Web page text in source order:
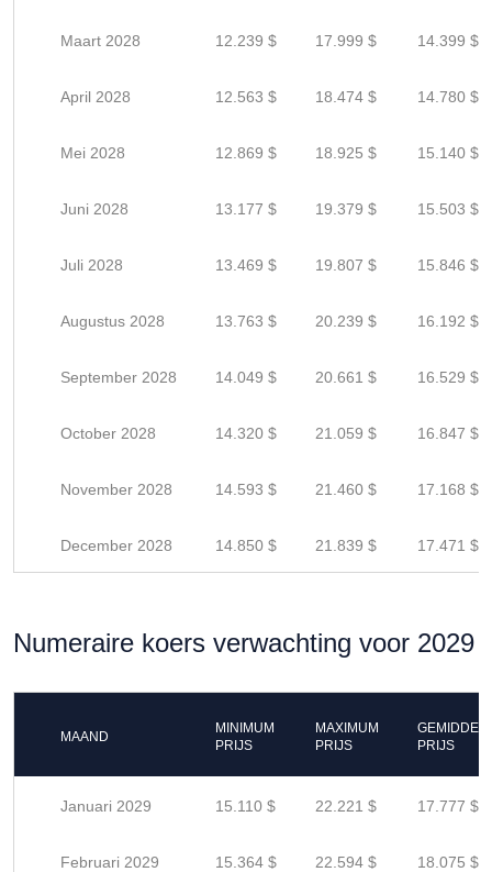
Maart 2028 12.239 $ 17.999 $ 14.399 $
April 2028 12.563 $ 18.474 $ 14.780 $
Mei 2028 12.869 $ 18.925 $ 15.140 $
Juni 2028 13.177 $ 19.379 $ 15.503 $
Juli 2028 13.469 $ 19.807 $ 15.846 $
Augustus 2028 13.763 $ 20.239 $ 16.192 $
September 2028 14.049 $ 20.661 $ 16.529 $
October 2028 14.320 $ 21.059 $ 16.847 $
November 2028 14.593 $ 21.460 $ 17.168 $
December 2028 14.850 $ 21.839 $ 17.471 $
Numeraire koers verwachting voor 2029
MAAND
MINIMUM
PRIJS
MAXIMUM
PRIJS
PRIJS
Januari 2029 15.110 $ 22.221 $ 17.777 $
Februari 2029 15.364 $ 22.594 $ 18.075 $